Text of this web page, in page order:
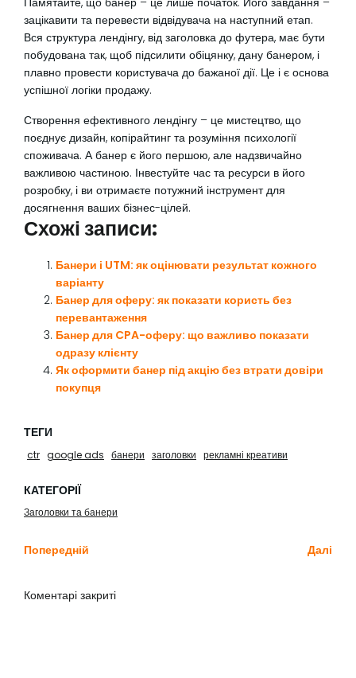
зацікавити та перевести відвідувача на наступний етап.
Вся структура лендінгу, від заголовка до футера, має бути
побудована так, щоб підсилити обіцянку, дану банером, і
плавно провести користувача до бажаної дії. Це і є основа
успішної логіки продажу.
Створення ефективного лендінгу – це мистецтво, що
поєднує дизайн, копірайтинг та розуміння психології
споживача. А банер є його першою, але надзвичайно
важливою частиною. Інвестуйте час та ресурси в його
розробку, і ви отримаєте потужний інструмент для
досягнення ваших бізнес-цілей.
Схожі записи:
Банери і UTM: як оцінювати результат кожного
варіанту
Банер для оферу: як показати користь без
перевантаження
Банер для CPA-оферу: що важливо показати
одразу клієнту
Як оформити банер під акцію без втрати довіри
покупця
ТЕГИ
ctr google ads банери заголовки рекламні креативи
КАТЕГОРІЇ
Заголовки та банери
Попередній Далі
Коментарі закриті